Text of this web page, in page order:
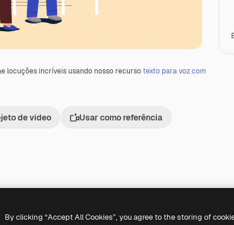
locuções incríveis usando nosso recursotexto para voz com
de vídeo Usar como referência
By clicking “Accept All Cookies”, you agree to the storing of